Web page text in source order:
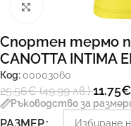
Спортен термо
CANOTTA INTIMA
Код: 00003060
25.56€(49.99 лв.)11.75€
Ръководство за